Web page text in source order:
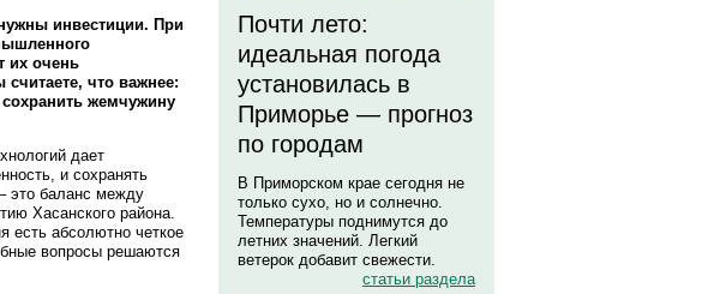
инвестиции. При
их очень
что важнее:
сохранить жемчужину
дает
и сохранять
это баланс между
Хасанского района.
есть абсолютно четкое
вопросы решаются
Почти лето:
идеальная погода
установилась в
Приморье — прогноз
по городам
В Приморском крае сегодня не
только сухо, но и солнечно.
Температуры поднимутся до
летних значений. Легкий
ветерок добавит свежести.
статьи раздела